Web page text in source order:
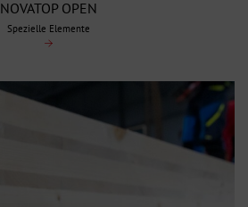
NOVATOP OPEN
Spezielle Elemente